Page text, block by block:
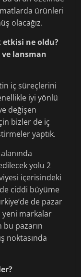
ürünleri
olacağız.
ne oldu?
ve lansman
iç süreçlerini
iyi yönlü
değişen
bizler de iç
yaptık.
yolu 2
içerisindeki
ciddi büyüme
de pazar
yeni markalar
bu pazarın
noktasında